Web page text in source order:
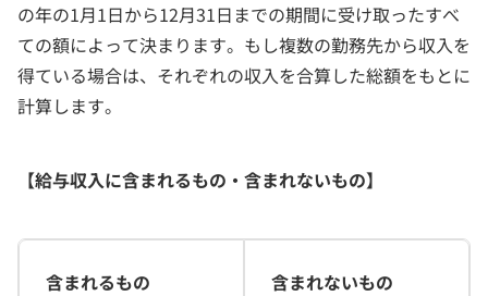
の年の1月1日から12月31日までの期間に受け取ったすべ
ての額によって決まります。もし複数の勤務先から収入を
得ている場合は、それぞれの収入を合算した総額をもとに
計算します。
【給与収入に含まれるもの・含まれないもの】
含まれるもの 含まれないもの